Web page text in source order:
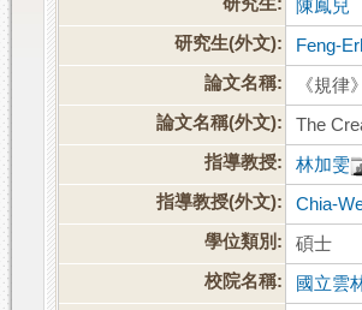
陳鳳兒
研究生(外文):
Feng-
論文名稱:
《規律
論文名稱(外文):
The
指導教授:
林加雯
指導教授(外文):
Chia-
學位類別:
碩士
校院名稱:
國立雲